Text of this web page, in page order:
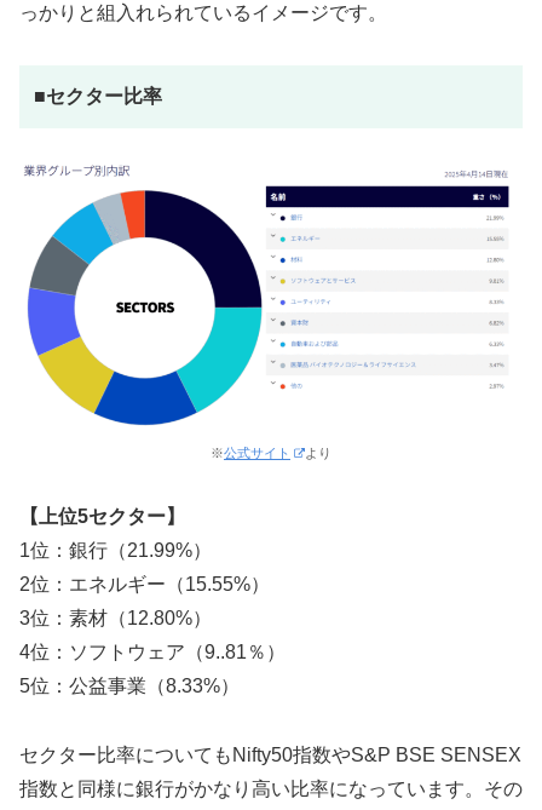
っかりと組入れられているイメージです。
■セクター比率
※公式サイト より
【上位5セクター】
1位：銀行（21.99%）
2位：エネルギー（15.55%）
3位：素材（12.80%）
4位：ソフトウェア（9..81％）
5位：公益事業（8.33%）
セクター比率についてもNifty50指数やS&P BSE SENSEX
指数と同様に銀行がかなり高い比率になっています。その